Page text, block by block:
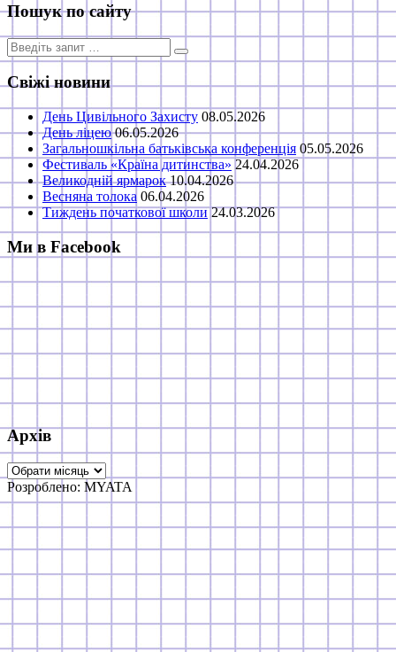
Пошук по сайту
Пошук
для:
Свіжі новини
День Цивільного Захисту 08.05.2026
День ліцею 06.05.2026
Загальношкільна батьківська конференція 05.05.2026
Фестиваль «Країна дитинства» 24.04.2026
Великодній ярмарок 10.04.2026
Весняна толока 06.04.2026
Тиждень початкової школи 24.03.2026
Ми в Facebook
Архів
Архів
Розроблено: MYATA